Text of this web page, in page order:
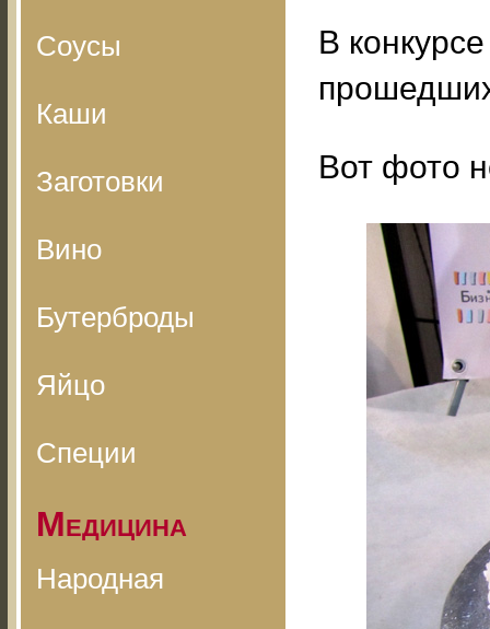
Соусы
Каши
Заготовки
Вино
Бутерброды
Яйцо
Специи
Медицина
Народная
В
Вот фото